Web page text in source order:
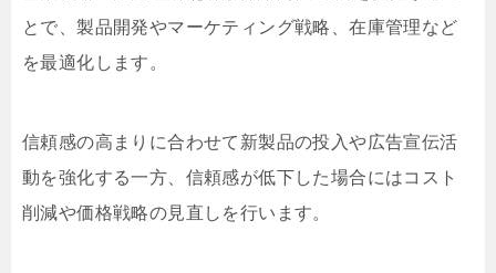
とで、製品開発やマーケティング戦略、在庫管理など
を最適化します。
信頼感の高まりに合わせて新製品の投入や広告宣伝活
動を強化する一方、信頼感が低下した場合にはコスト
削減や価格戦略の見直しを行います。